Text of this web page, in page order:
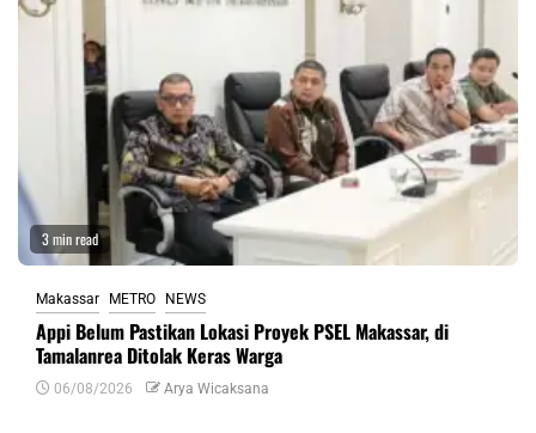
3 min read
Makassar METRO NEWS
Appi Belum Pastikan Lokasi Proyek PSEL Makassar, di
Tamalanrea Ditolak Keras Warga
06/08/2026 Arya Wicaksana